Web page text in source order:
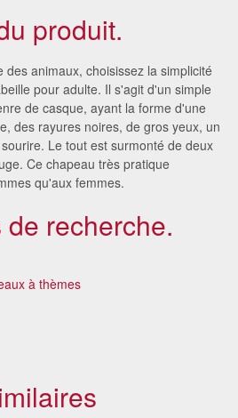
produit.
animaux, choisissez la simplicité
pour adulte. Il s'agit d'un simple
de casque, ayant la forme d'une
des rayures noires, de gros yeux, un
Le tout est surmonté de deux
Ce chapeau très pratique
qu'aux femmes.
recherche.
à thèmes